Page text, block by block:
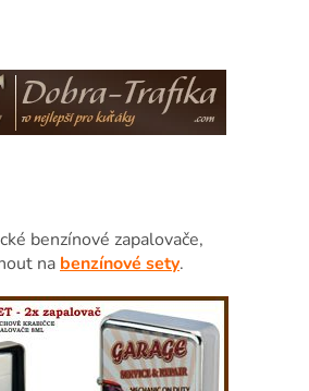
benzínové zapalovače,
na benzínové sety.